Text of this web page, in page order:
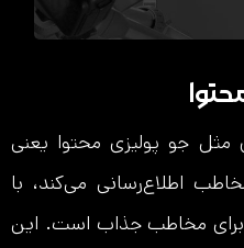
مثل جو پولیزی محتوا یعنی
اطلاع‌رسانی می‌کند، با
مخاطب جذاب است. این